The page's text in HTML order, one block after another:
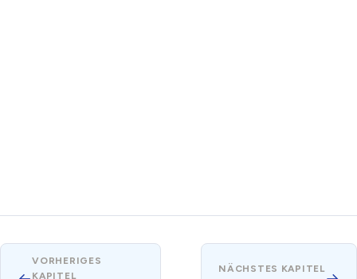
VORHERIGES
KAPITEL
NÄCHSTES KAPITEL